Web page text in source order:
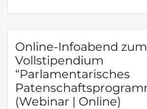
Online-Infoabend
Vollstipendium
“Parlamentarisches
(Webinar | Online)